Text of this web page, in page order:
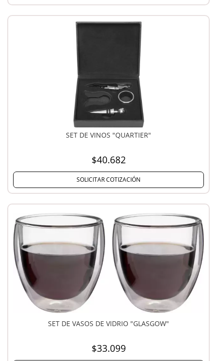
SET DE VINOS "QUARTIER"
$40.682
SOLICITAR COTIZACIÓN
SET DE VASOS DE VIDRIO "GLASGOW"
$33.099